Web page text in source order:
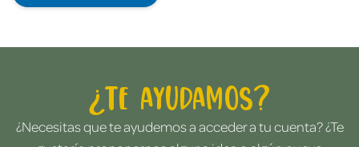
¿Te ayudamos?
¿Necesitas que te ayudemos a acceder a tu cuenta? ¿Te